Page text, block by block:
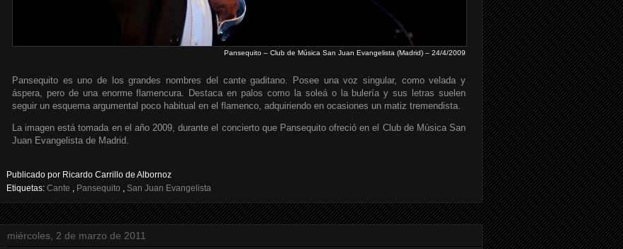
Pansequito – Club de Música San Juan Evangelista (Madrid) – 24/4/2009
Pansequito es uno de los grandes nombres del cante gaditano. Posee una voz singular, como velada y
áspera, pero de una enorme flamencura. Destaca en palos como la soleá o la bulería y sus letras suelen
seguir un esquema argumental poco habitual en el flamenco, adquiriendo en ocasiones un matiz tremendista.
La imagen está tomada en el año 2009, durante el concierto que Pansequito ofreció en el Club de Música San
Juan Evangelista de Madrid.
Publicado por Ricardo Carrillo de Albornoz
Etiquetas: Cante , Pansequito , San Juan Evangelista
miércoles, 2 de marzo de 2011